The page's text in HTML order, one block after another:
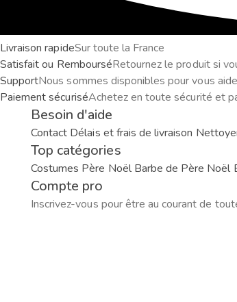
Livraison rapideSur toute la France
Satisfait ou RembourséRetournez le produit si
SupportNous sommes disponibles pour vous
Paiement sécuriséAchetez en toute sécurité et
Besoin d'aide
Contact Délais et frais de livraison
Top catégories
Costumes Père Noël Barbe de Père Noël
Compte pro
Inscrivez-vous pour être au courant de